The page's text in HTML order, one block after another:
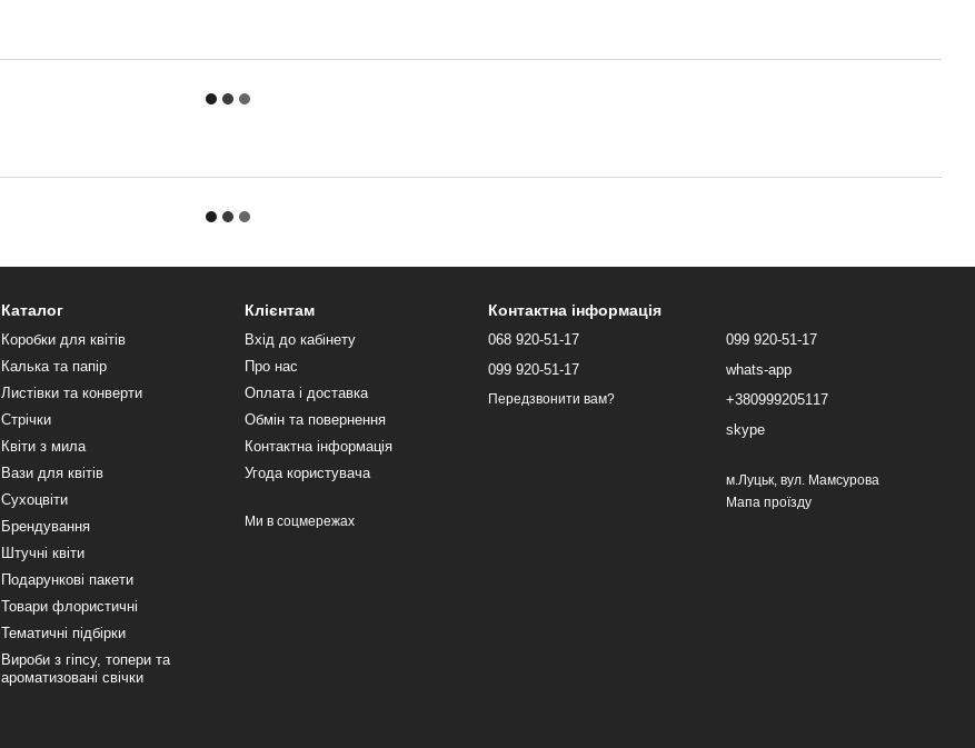
Каталог
Коробки для квітів
Калька та папір
Листівки та конверти
Стрічки
Квіти з мила
Вази для квітів
Сухоцвіти
Брендування
Штучні квіти
Подарункові пакети
Товари флористичні
Тематичні підбірки
Вироби з гіпсу, топери та
ароматизовані свічки
Клієнтам
Вхід до кабінету
Про нас
Оплата і доставка
Обмін та повернення
Контактна інформація
Угода користувача
Ми в соцмережах
Контактна інформація
068 920-51-17
099 920-51-17
Передзвонити вам?
099 920-51-17
whats-app
+380999205117
skype
м.Луцьк, вул. Мамсурова
Мапа проїзду